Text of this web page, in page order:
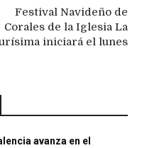
Festival Navideño de
Corales de la Iglesia La
iniciará el lunes
avanza en el